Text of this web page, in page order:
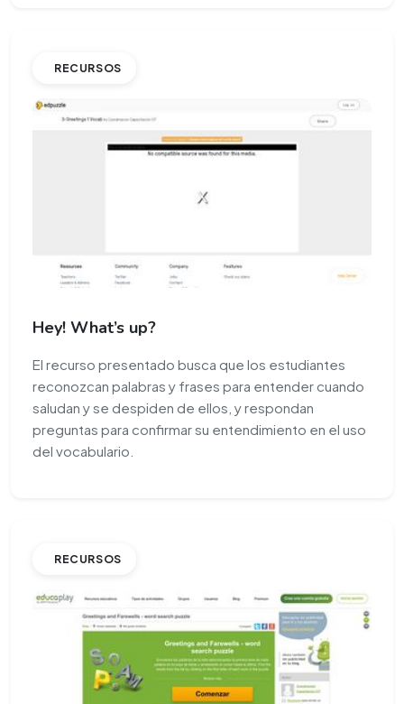
RECURSOS
Hey! What’s up?
El recurso presentado busca que los estudiantes
reconozcan palabras y frases para entender cuando
saludan y se despiden de ellos, y respondan
preguntas para confirmar su entendimiento en el uso
del vocabulario.
RECURSOS